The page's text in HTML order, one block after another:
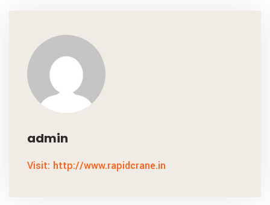
admin
Visit: http://www.rapidcrane.in